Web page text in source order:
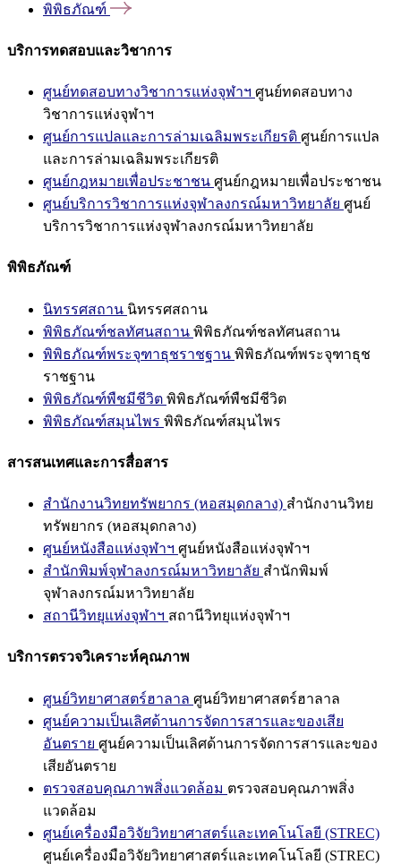
พิพิธภัณฑ์
บริการทดสอบและวิชาการ
ศูนย์ทดสอบทางวิชาการแห่งจุฬาฯ ศูนย์ทดสอบทาง
วิชาการแห่งจุฬาฯ
ศูนย์การแปลและการล่ามเฉลิมพระเกียรติ ศูนย์การแปล
และการล่ามเฉลิมพระเกียรติ
ศูนย์กฎหมายเพื่อประชาชน ศูนย์กฎหมายเพื่อประชาชน
ศูนย์บริการวิชาการแห่งจุฬาลงกรณ์มหาวิทยาลัย ศูนย์
บริการวิชาการแห่งจุฬาลงกรณ์มหาวิทยาลัย
พิพิธภัณฑ์
นิทรรศสถาน นิทรรศสถาน
พิพิธภัณฑ์ชลทัศนสถาน พิพิธภัณฑ์ชลทัศนสถาน
พิพิธภัณฑ์พระจุฑาธุชราชฐาน พิพิธภัณฑ์พระจุฑาธุช
ราชฐาน
พิพิธภัณฑ์พืชมีชีวิต พิพิธภัณฑ์พืชมีชีวิต
พิพิธภัณฑ์สมุนไพร พิพิธภัณฑ์สมุนไพร
สารสนเทศและการสื่อสาร
สำนักงานวิทยทรัพยากร (หอสมุดกลาง) สำนักงานวิทย
ทรัพยากร (หอสมุดกลาง)
ศูนย์หนังสือแห่งจุฬาฯ ศูนย์หนังสือแห่งจุฬาฯ
สำนักพิมพ์จุฬาลงกรณ์มหาวิทยาลัย สำนักพิมพ์
จุฬาลงกรณ์มหาวิทยาลัย
สถานีวิทยุแห่งจุฬาฯ สถานีวิทยุแห่งจุฬาฯ
บริการตรวจวิเคราะห์คุณภาพ
ศูนย์วิทยาศาสตร์ฮาลาล ศูนย์วิทยาศาสตร์ฮาลาล
ศูนย์ความเป็นเลิศด้านการจัดการสารและของเสีย
อันตราย ศูนย์ความเป็นเลิศด้านการจัดการสารและของ
เสียอันตราย
ตรวจสอบคุณภาพสิ่งแวดล้อม ตรวจสอบคุณภาพสิ่ง
แวดล้อม
ศูนย์เครื่องมือวิจัยวิทยาศาสตร์และเทคโนโลยี (STREC)
ศูนย์เครื่องมือวิจัยวิทยาศาสตร์และเทคโนโลยี (STREC)